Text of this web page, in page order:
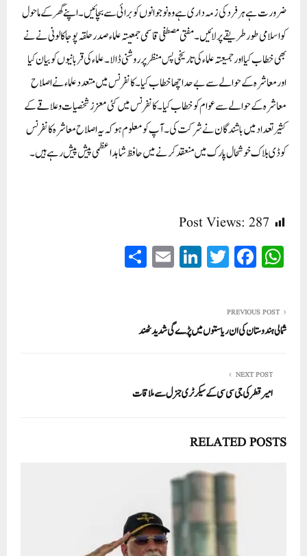
ضرورت ہے ہر فر د کی زمہ داری ہے وہ نوجوانوں کو برائی سے بچائیں۔اپنے گھر کے ماحول
کو اسلامی طور طریقے پر لائیں۔ مفتی مصطفی قاسمی جمعیتہ علماء صدر حلقہ پوجا کالونی نے نے
بھی خطاب کیا اور جمیعتہ علماء کی تاریخی پس منظر پر روشنی ڈالا۔علماء کی قربانیوں کو بیان کیا
اور معاشرہ کے حوالے سے بے حد اچھا خطاب کیا۔کانفرنس میں متعدد علماء نے اصلاح
معاشرہ کے حوالے سے عوام کو خطاب کیا۔کانفرنس میں کئی معزز شخصیات و علاقے کے
کثیر تعداد میں باشندگان نے شرکت کی۔آپ کو معلوم ہو کہ یہ اصلاح معاشرہ کانفرنس
کو ڈی بلاک خوشحال پارک میں منعقد کرنے میں حافظ شاہد اعظمی پیش پیش رہے ہیں۔
Post Views: 287
W
ha
A
pp
Fa
ce
ok
T
wi
r
Li
nk
In
E
m
PREVIOUS POST
شمالی ہندوستان کی ان ریاستوں میں پڑے گی شدید ٹھند
NEXT POST
امیر قطر کی جی سی سی کے سیکرٹری جنرل سے ملاقات
RELATED POSTS